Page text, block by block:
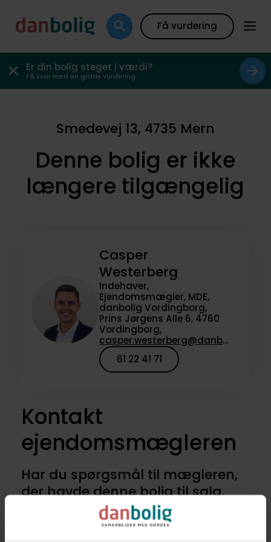
Få vurdering
Er din bolig steget i værdi?
Få svar med en gratis vurdering
Smedevej 13, 4735 Mern
Denne bolig er ikke
længere tilgængelig
Casper
Westerberg
Indehaver,
Ejendomsmægler, MDE,
danbolig Vordingborg,
Prins Jørgens Alle 6, 4760
Vordingborg,
casper.westerberg@danbolig.dk
61 22 41 71
Kontakt
ejendomsmægleren
Har du spørgsmål til mægleren,
der havde denne bolig til salg,
eller vil du høre om lignende
boliger til salg? Kontakt os for at